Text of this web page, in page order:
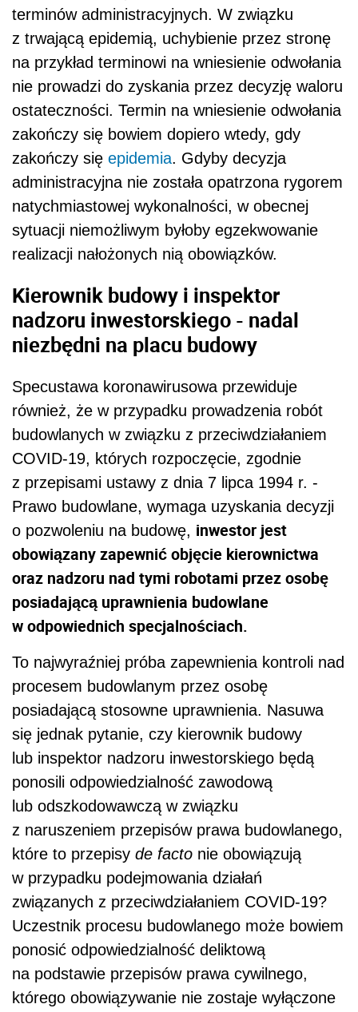
terminów administracyjnych. W związku
z trwającą epidemią, uchybienie przez stronę
na przykład terminowi na wniesienie odwołania
nie prowadzi do zyskania przez decyzję waloru
ostateczności. Termin na wniesienie odwołania
zakończy się bowiem dopiero wtedy, gdy
zakończy się epidemia. Gdyby decyzja
administracyjna nie została opatrzona rygorem
natychmiastowej wykonalności, w obecnej
sytuacji niemożliwym byłoby egzekwowanie
realizacji nałożonych nią obowiązków.
Kierownik budowy i inspektor
nadzoru inwestorskiego - nadal
niezbędni na placu budowy
Specustawa koronawirusowa przewiduje
również, że w przypadku prowadzenia robót
budowlanych w związku z przeciwdziałaniem
COVID-19, których rozpoczęcie, zgodnie
z przepisami ustawy z dnia 7 lipca 1994 r. -
Prawo budowlane, wymaga uzyskania decyzji
o pozwoleniu na budowę, inwestor jest
obowiązany zapewnić objęcie kierownictwa
oraz nadzoru nad tymi robotami przez osobę
posiadającą uprawnienia budowlane
w odpowiednich specjalnościach.
To najwyraźniej próba zapewnienia kontroli nad
procesem budowlanym przez osobę
posiadającą stosowne uprawnienia. Nasuwa
się jednak pytanie, czy kierownik budowy
lub inspektor nadzoru inwestorskiego będą
ponosili odpowiedzialność zawodową
lub odszkodowawczą w związku
z naruszeniem przepisów prawa budowlanego,
które to przepisy de facto nie obowiązują
w przypadku podejmowania działań
związanych z przeciwdziałaniem COVID-19?
Uczestnik procesu budowlanego może bowiem
ponosić odpowiedzialność deliktową
na podstawie przepisów prawa cywilnego,
którego obowiązywanie nie zostaje wyłączone